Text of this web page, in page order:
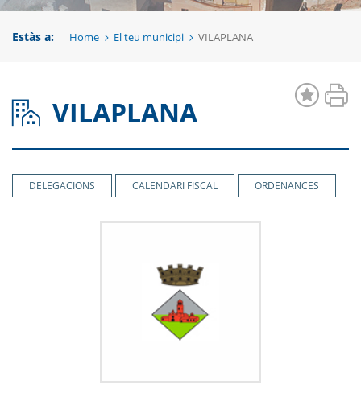
Estàs a: Home El teu municipi VILAPLANA
VILAPLANA
DELEGACIONS CALENDARI FISCAL ORDENANCES